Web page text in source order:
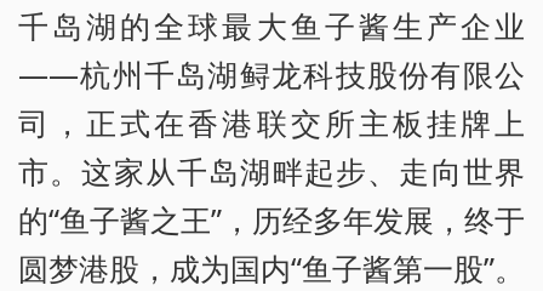
千岛湖的全球最大鱼子酱生产企业
——杭州千岛湖鲟龙科技股份有限公
司，正式在香港联交所主板挂牌上
市。这家从千岛湖畔起步、走向世界
的“鱼子酱之王”，历经多年发展，终于
圆梦港股，成为国内“鱼子酱第一股”。